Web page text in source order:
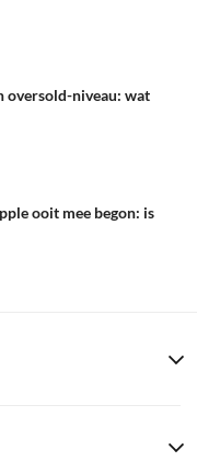
oversold-niveau: wat
ooit mee begon: is